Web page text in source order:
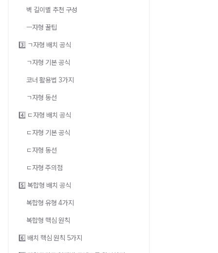
벽 길이별 추천 구성
ㅡ자형 꿀팁
3️⃣ ㄱ자형 배치 공식
ㄱ자형 기본 공식
코너 활용법 3가지
ㄱ자형 동선
4️⃣ ㄷ자형 배치 공식
ㄷ자형 기본 공식
ㄷ자형 동선
ㄷ자형 주의점
5️⃣ 복합형 배치 공식
복합형 유형 4가지
복합형 핵심 원칙
6️⃣ 배치 핵심 원칙 5가지